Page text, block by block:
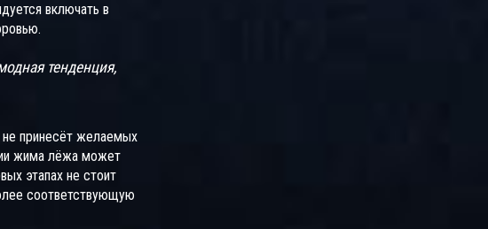
включать в
тенденция,
не принесёт желаемых
жима лёжа может
этапах не стоит
соответствующую